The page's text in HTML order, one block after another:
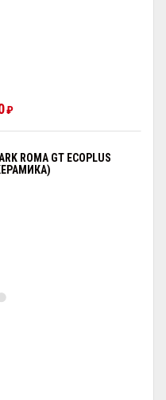
₽
ROMA GT ECOPLUS